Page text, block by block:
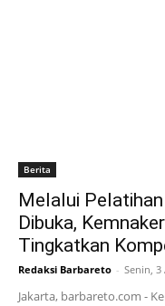
Berita
Melalui
Dibuka,
Tingkatkan
Redaksi Barbareto - Senin, 3
Jakarta, barbareto.com -